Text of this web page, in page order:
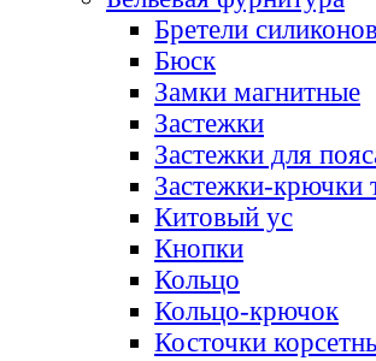
Бретели
Бюск
Замки магнитные
Застежки
Застежки для
Застежки-крючки
Китовый ус
Кнопки
Кольцо
Кольцо-крючок
Косточки